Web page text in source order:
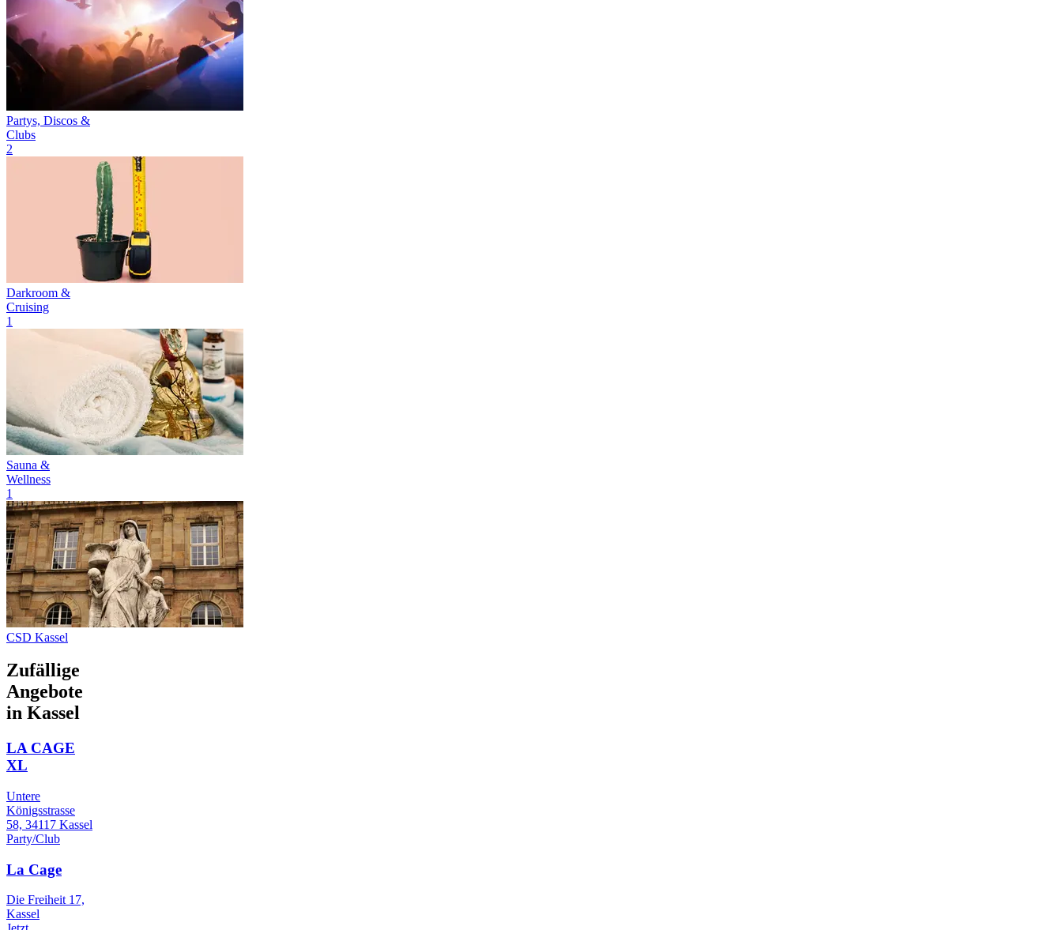
Partys, Discos &
Clubs
2
Darkroom &
Cruising
1
Sauna &
Wellness
1
CSD Kassel
Zufällige
Angebote
in Kassel
LA CAGE
XL
Untere
Königsstrasse
58, 34117 Kassel
Party/Club
La Cage
Die Freiheit 17,
Kassel